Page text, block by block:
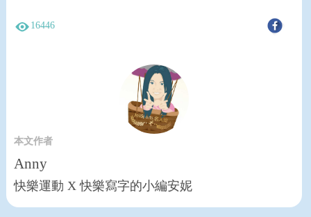
16446
本文作者
Anny
快樂運動 X 快樂寫字的小編安妮